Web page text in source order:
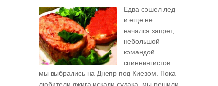
Едва сошел лед
и еще не
начался запрет,
небольшой
командой
спиннингистов
мы выбрались на Днепр под Киевом. Пока
любители джига искали судака, мы решили